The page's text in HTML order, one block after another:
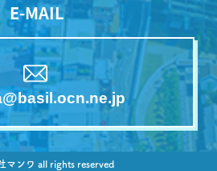
E-MAIL
マンワ all rights reserved